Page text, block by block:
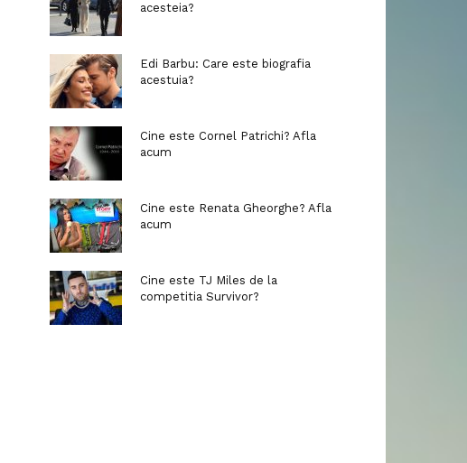
acesteia?
Edi Barbu: Care este biografia
acestuia?
Cine este Cornel Patrichi? Afla
acum
Cine este Renata Gheorghe? Afla
acum
Cine este TJ Miles de la
competitia Survivor?